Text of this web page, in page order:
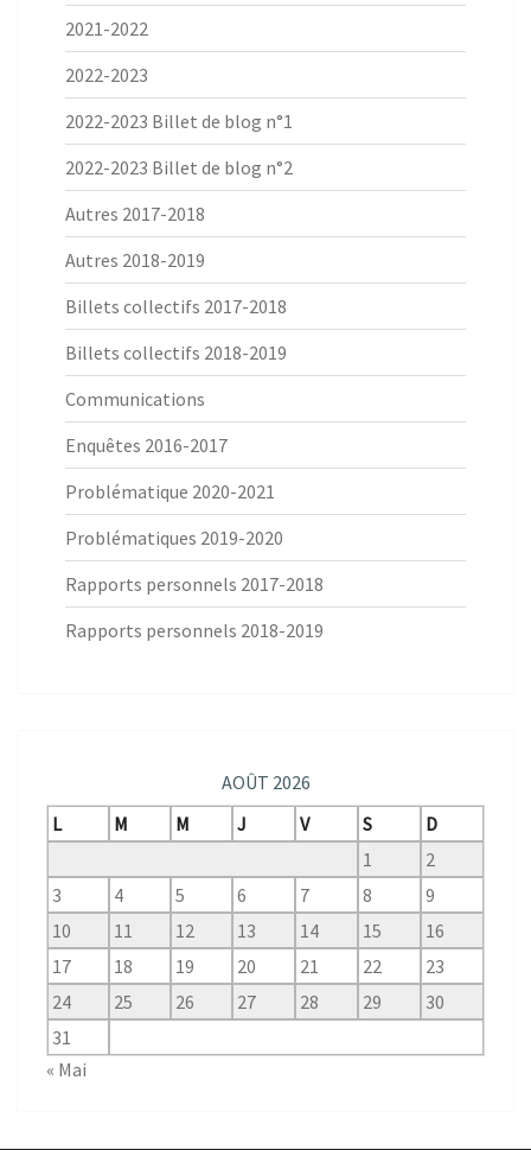
2021-2022
2022-2023
2022-2023 Billet de blog n°1
2022-2023 Billet de blog n°2
Autres 2017-2018
Autres 2018-2019
Billets collectifs 2017-2018
Billets collectifs 2018-2019
Communications
Enquêtes 2016-2017
Problématique 2020-2021
Problématiques 2019-2020
Rapports personnels 2017-2018
Rapports personnels 2018-2019
AOÛT 2026
L
M M J V S
D
1
2
3
4 5 6 7 8
9
10
11 12 13 14 15
16
17
18 19 20 21 22
23
24
25 26 27 28 29
30
31
« Mai